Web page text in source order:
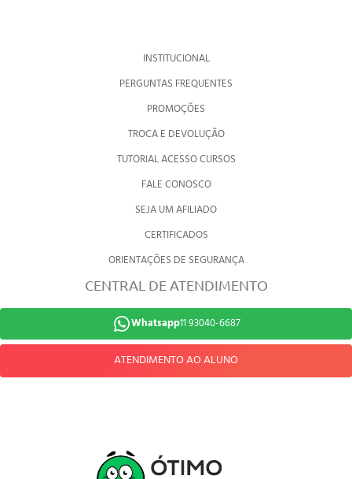
INSTITUCIONAL
PERGUNTAS FREQUENTES
PROMOÇÕES
TROCA E DEVOLUÇÃO
TUTORIAL ACESSO CURSOS
FALE CONOSCO
SEJA UM AFILIADO
CERTIFICADOS
ORIENTAÇÕES DE SEGURANÇA
CENTRAL DE ATENDIMENTO
Whatsapp11 93040-6687
ATENDIMENTO AO ALUNO